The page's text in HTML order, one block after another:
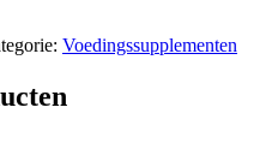
Voedingssupplementen